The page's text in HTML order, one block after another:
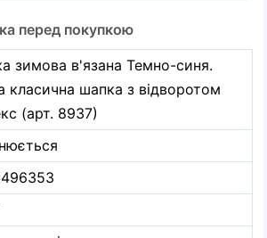
перед покупкою
зимова в'язана Темно-синя.
класична шапка з відворотом
(арт. 8937)